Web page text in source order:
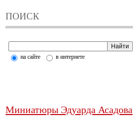
ПОИСК
на сайте в интернете
Миниатюры Эдуарда Асадова